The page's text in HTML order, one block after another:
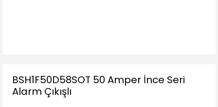
BSH1F50D58SOT 50 Amper İnce Seri
Alarm Çıkışlı